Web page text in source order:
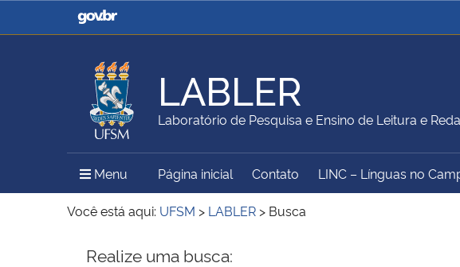
Casa Civil
Ministério da Justiça e
Ministério da
Ministério da Agricultura,
Pecuária e Abastecimento
Ministério da Educação
Ministério do Meio Ambiente Ministério do Turismo
Ministério do
LABLER
Laboratório de Pesquisa e Ensino de Leitura e
Menu Menu Principal do Sítio
Página inicial Contato LINC – Línguas no
Você está aqui: UFSM > LABLER > Busca
Início do conteúdo
Realize uma busca: